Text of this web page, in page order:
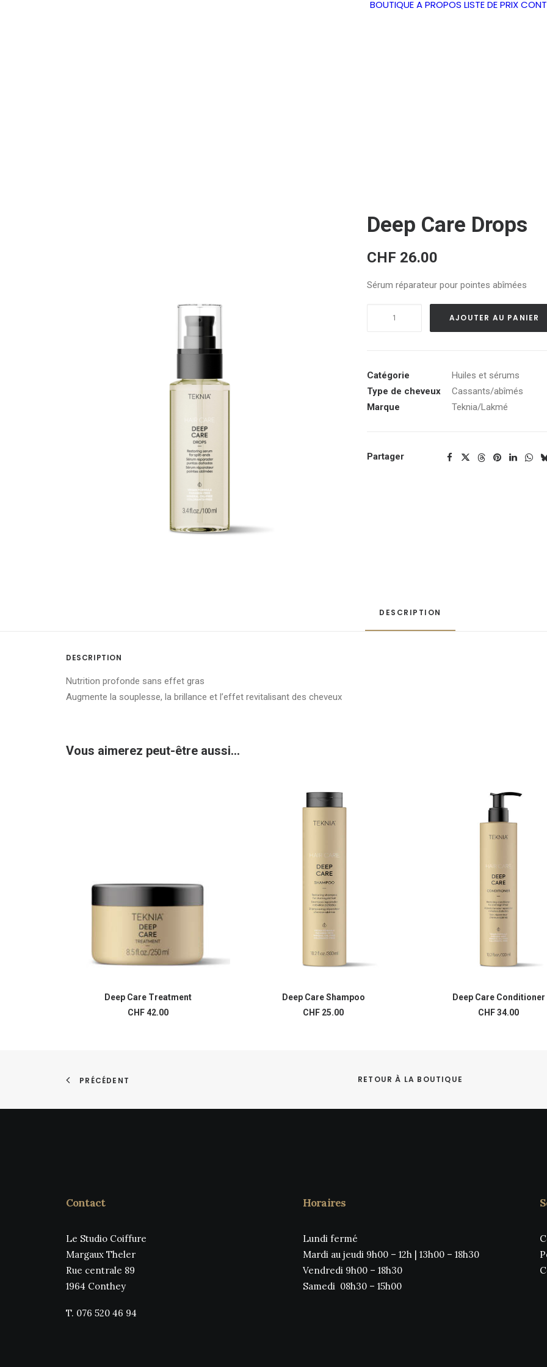
BOUTIQUEA PROPOS LISTE DE PRIX
Deep Care Drops
CHF 26.00
Sérum réparateur pour pointes abîmées
Drops
AJOUTER AU PANIER
Catégorie
Huiles et sérums
Type de cheveux
Cassants/abîmés
Marque
Teknia/Lakmé
Partager
DESCRIPTION
DESCRIPTION
Nutrition profonde sans effet gras
Augmente la souplesse, la brillance et l’effet revitalisant des cheveux
Vous aimerez peut-être aussi…
Deep Care Treatment
CHF42.00
Deep Care Shampoo
CHF 25.00
Deep Care Conditioner
CHF34.00
PRÉCÉDENT RETOUR À LA BOUTIQUE
Contact
Le Studio Coiffure
Margaux Theler
Rue centrale 89
1964 Conthey
T. 076 520 46 94
Horaires
Lundi fermé
Mardi au jeudi 9h00 – 12h | 13h00 – 18h30
Vendredi 9h00 – 18h30
Samedi 08h30 – 15h00